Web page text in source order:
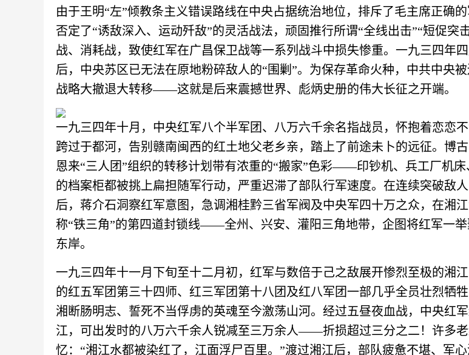
由于王明“左”倾教条主义错误路线在中央占据统治地位，排斥了毛主席正确的
否定了“诱敌深入、运动歼敌”的灵活战法，顽固推行所谓“全线出击”“短促突
战、消耗战，致使红军在广昌保卫战等一系列战斗中损失惨重。一九三四年
后，中央苏区已无法在原地粉碎敌人的“围剿”。 为保存革命火种，中共中央
战略大撤退大转移——这就是后来震撼世界、彪炳史册的伟大长征之开端。
一九三四年十月，中央红军八个半军团、八万六千余名指战员，怀抱着恋恋不
跨过于都河，告别赣南闽西的红土地父老乡亲，踏上了前途未卜的远征。博
恩来“三人团”组织的转移计划带有浓重的“搬家”色彩——印钞机、兵工厂机床
的档案柜都被挑上扁担随军行动，严重迟滞了部队行军速度。在连续突破敌
后，蒋介石洞察红军意图，急调湘桂黔三省军阀及中央军四十万之众，在湘
称“铁三角”的第四道封锁线——全州、兴安、灌阳三角地带，企图将红军一举
东岸。
一九三四年十一月下旬至十二月初，红军与数倍于己之敌展开惨烈至极的湘
的红五军团第三十四师、红三军团第十八团及红八军团一部几乎全员壮烈牺
湘断肠明志、誓死不当俘虏的英魂至今激荡山河。 经过五昼夜血战，中央红
江，可出发时的八万六千余人锐减至三万余人——折损超过三分之二！许多老
忆：“湘江水都被染红了，江面浮尸百里。”渡过湘江后，部队疲惫不堪、军